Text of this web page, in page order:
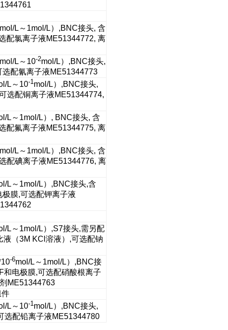
mol/L～1mol/L）,BNC接头, 含
配氯离子液ME51344772, 离
mol/L～10-2mol/L）,BNC接头,
配氰离子液ME51344773
L～10-1mol/L）,BNC接头,
选配铜离子液ME51344774,
L～1mol/L）, BNC接头, 含
配氟离子液ME51344775, 离
mol/L～1mol/L）,BNC接头, 含
配碘离子液ME51344776, 离
L～1mol/L）,BNC接头,含
膜,可选配钾离子液
L～1mol/L）,S7接头,需另配
（3M KCl溶液）,可选配钠
-6mol/L～1mol/L）,BNC接
和电极膜,可选配硝酸根离子
ME51344763
件
L～10-1mol/L）,BNC接头,
选配铅离子液ME51344780